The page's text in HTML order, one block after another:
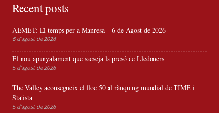
Recent posts
AEMET: El temps per a Manresa – 6 de Agost de 2026
6 d'agost de 2026
El nou apunyalament que sacseja la presó de Lledoners
5 d'agost de 2026
The Valley aconsegueix el lloc 50 al rànquing mundial de TIME i
Statista
5 d'agost de 2026